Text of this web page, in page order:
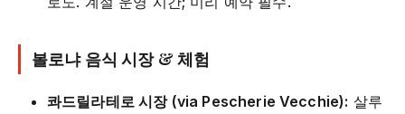
볼로냐 음식 시장 & 체험
콰드릴라테로 시장 (via Pescherie Vecchie): 살루